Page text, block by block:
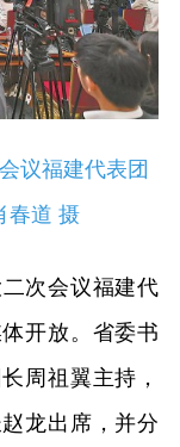
议福建代表团
春道 摄
次会议福建代
开放。省委书
周祖翼主持，
龙出席，并分